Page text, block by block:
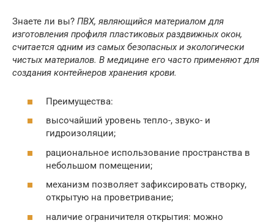
Знаете ли вы? ПВХ, являющийся материалом для
изготовления профиля пластиковых раздвижных окон,
считается одним из самых безопасных и экологически
чистых материалов. В медицине его часто применяют для
создания контейнеров хранения крови.
Преимущества:
высочайший уровень тепло-, звуко- и
гидроизоляции;
рациональное использование пространства в
небольшом помещении;
механизм позволяет зафиксировать створку,
открытую на проветривание;
наличие ограничителя открытия: можно